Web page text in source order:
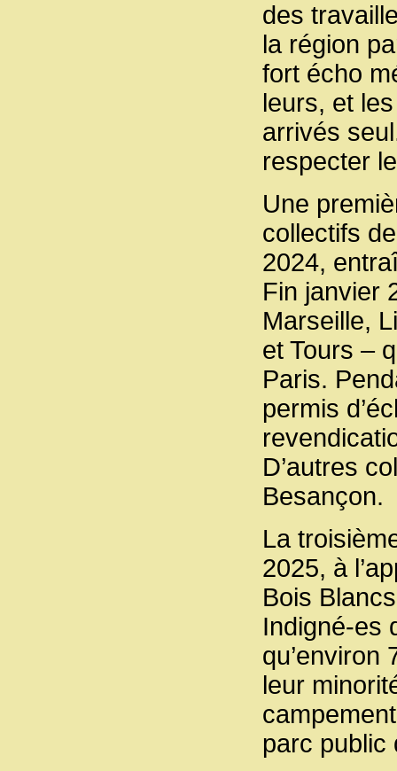
des
la région
fort écho
leurs, et
arrivés
respecter
Une
collectifs
2024,
Fin janvier
Marseille,
et Tours –
Paris.
permis
D’autres
Besançon.
La
2025, à
Bois
Indigné-es
qu’environ
leur
parc public